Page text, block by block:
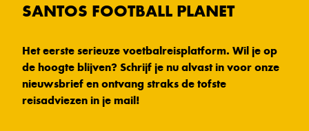
SANTOS FOOTBALL PLANET
Het eerste serieuze voetbalreisplatform. Wil je op
de hoogte blijven? Schrijf je nu alvast in voor onze
nieuwsbrief en ontvang straks de tofste
reisadviezen in je mail!